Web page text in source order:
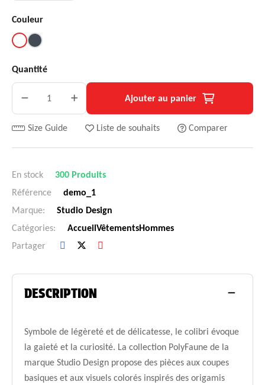
Couleur
BlancNoir
Quantité
Ajouter au panier
Size Guide Liste de souhaits Comparer
En stock
300 Produits
Référence
demo_1
Marque:
Studio Design
Catégories:
AccueilVêtementsHommes
Partager
DESCRIPTION
Symbole de légèreté et de délicatesse, le colibri évoque
la gaieté et la curiosité. La collection PolyFaune de la
marque Studio Design propose des pièces aux coupes
basiques et aux visuels colorés inspirés des origamis